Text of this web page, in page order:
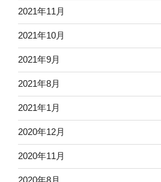
2021年11月
2021年10月
2021年9月
2021年8月
2021年1月
2020年12月
2020年11月